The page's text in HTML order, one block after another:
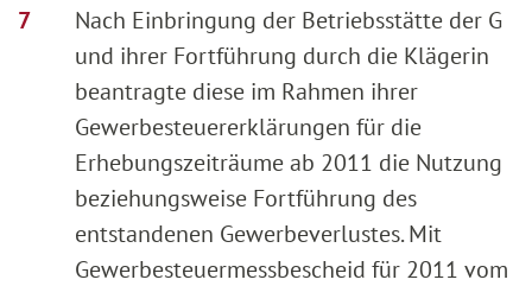
Nach Einbringung der Betriebsstätte der G
und ihrer Fortführung durch die Klägerin
beantragte diese im Rahmen ihrer
Gewerbesteuererklärungen für die
Erhebungszeiträume ab 2011 die Nutzung
beziehungsweise Fortführung des
entstandenen Gewerbeverlustes. Mit
Gewerbesteuermessbescheid für 2011 vom